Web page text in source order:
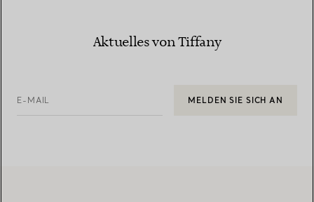
Aktuelles von Tiffany
E-MAIL MELDEN SIE SICH AN